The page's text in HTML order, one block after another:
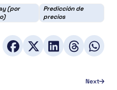
(por
Predicción de
precios
Next